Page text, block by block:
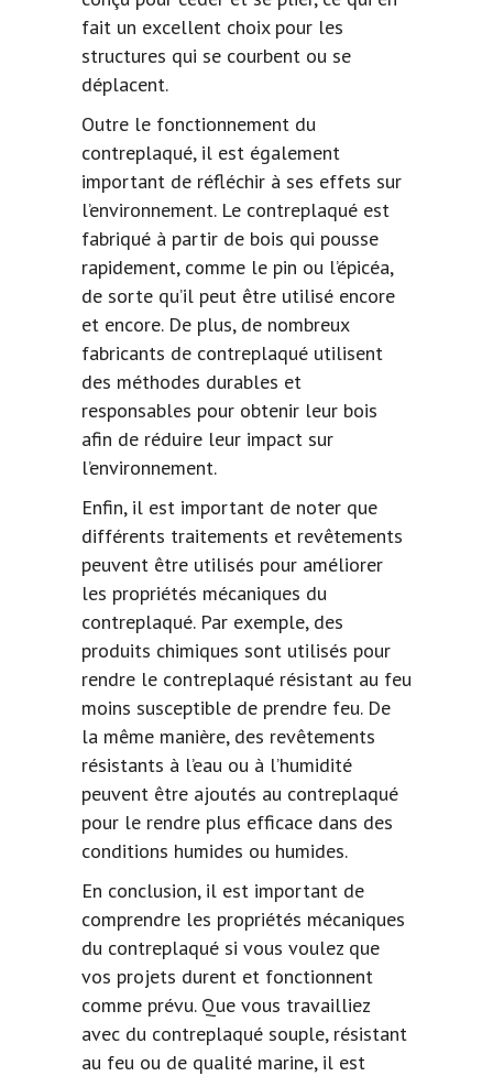
fait un excellent choix pour les
structures qui se courbent ou se
déplacent.
Outre le fonctionnement du
contreplaqué, il est également
important de réfléchir à ses effets sur
l’environnement. Le contreplaqué est
fabriqué à partir de bois qui pousse
rapidement, comme le pin ou l’épicéa,
de sorte qu’il peut être utilisé encore
et encore. De plus, de nombreux
fabricants de contreplaqué utilisent
des méthodes durables et
responsables pour obtenir leur bois
afin de réduire leur impact sur
l’environnement.
Enfin, il est important de noter que
différents traitements et revêtements
peuvent être utilisés pour améliorer
les propriétés mécaniques du
contreplaqué. Par exemple, des
produits chimiques sont utilisés pour
rendre le contreplaqué résistant au feu
moins susceptible de prendre feu. De
la même manière, des revêtements
résistants à l’eau ou à l’humidité
peuvent être ajoutés au contreplaqué
pour le rendre plus efficace dans des
conditions humides ou humides.
En conclusion, il est important de
comprendre les propriétés mécaniques
du contreplaqué si vous voulez que
vos projets durent et fonctionnent
comme prévu. Que vous travailliez
avec du contreplaqué souple, résistant
au feu ou de qualité marine, il est